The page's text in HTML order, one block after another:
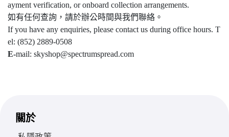
ayment verification, or onboard collection arrangements.
如有任何查詢，請於辦公時間與我們聯絡。
If you have any enquiries, please contact us during office hours. T
el: (852) 2889-0508
E-mail: skyshop@spectrumspread.com
關於